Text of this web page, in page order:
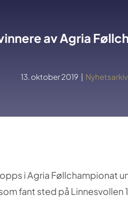
av Agria
13. oktober 2019 | Nyhetsarkiv
i Agria Føllchampionat
fant sted på Linnesvollen